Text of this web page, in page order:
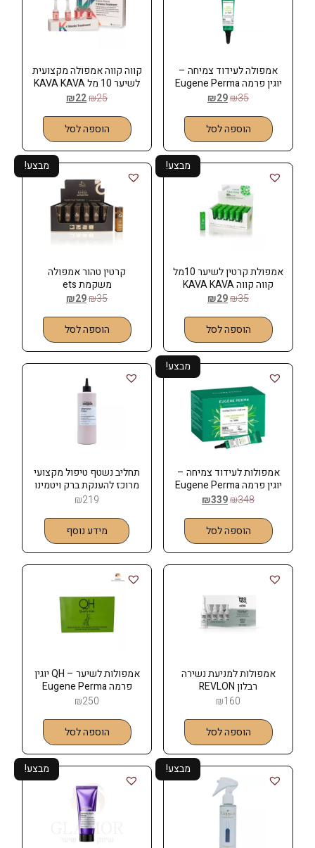
אמפולה לעידוד צמיחה –
יוגין פרמה Eugene Perma
₪35
₪29
הוספה לסל
קווה קווה אמפולה מקצועית
לשיער 10 מל KAVA KAVA
₪25
₪22
הוספה לסל
מבצע!
אמפולת קרטין לשיער 10מל
קווה קווה KAVA KAVA
₪35
₪29
הוספה לסל
מבצע!
קרטין טהור אמפולה
משקמת ets
₪35
₪29
הוספה לסל
מבצע!
אמפולות לעידוד צמיחה –
יוגין פרמה Eugene Perma
₪348
₪339
הוספה לסל
תחליב נשטף טיפול מקצועי
מרוכז להענקת ברק ויטמינו
קולור לוריאל LOREAL₪219
מידע נוסף
אמפולות למניעת נשירה
רבלון REVLON
₪160
הוספה לסל
אמפולות לשיער – QH יוגין
פרמה Eugene Perma
₪250
הוספה לסל
מבצע! מבצע!